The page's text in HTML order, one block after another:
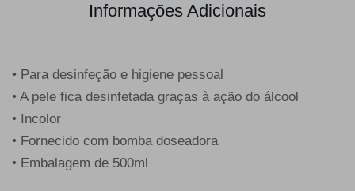
Informações Adicionais
• Para desinfeção e higiene pessoal
• A pele fica desinfetada graças à ação do álcool
• Incolor
• Fornecido com bomba doseadora
• Embalagem de 500ml